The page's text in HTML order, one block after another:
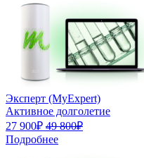
Эксперт (MyExpert)
Активное долголетие
27 900₽ 49 800₽
Подробнее